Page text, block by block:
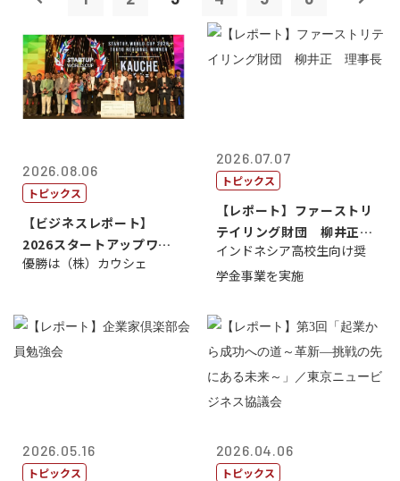
2026.08.06
トピックス
【ビジネスレポート】
2026スタートアップワー
ルドカップ東京
優勝は（株）カウシェ
2026.07.07
トピックス
【レポート】ファーストリ
テイリング財団 柳井正
理事長
インドネシア高校生向け奨
学金事業を実施
2026.05.16
トピックス
2026.04.06
トピックス